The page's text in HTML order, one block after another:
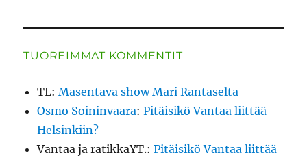
TUOREIMMAT KOMMENTIT
TL:Masentava show Mari Rantaselta
Osmo Soininvaara:Pitäisikö Vantaa liittää
Helsinkiin?
Vantaa ja ratikkaYT.:Pitäisikö Vantaa liittää